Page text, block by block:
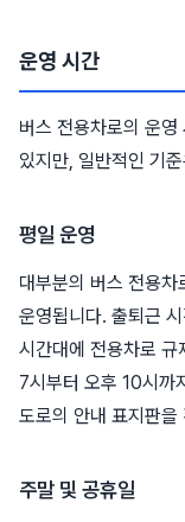
운영 시간
버스 전용차로의 운
있지만, 일반적인 기
평일 운영
대부분의 버스 전용
운영됩니다. 출퇴근
시간대에 전용차로 규
7시부터 오후 10시까
도로의 안내 표지판을
주말 및 공휴일